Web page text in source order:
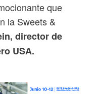
que
la Sweets &
director de
USA.